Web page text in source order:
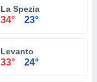
La Spezia
34° 23°
Levanto
33° 24°